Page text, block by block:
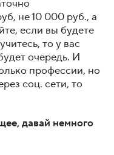
не 10 000 руб., а
если вы будете
то у вас
очередь. И
профессии, но
соц. сети, то
давай немного